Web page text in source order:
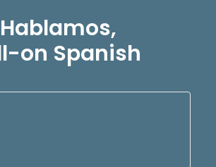
Hablamos,
on Spanish